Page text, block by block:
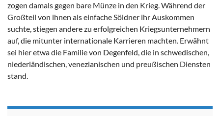
zogen damals gegen bare Münze in den Krieg. Während der
Großteil von ihnen als einfache Söldner ihr Auskommen
suchte, stiegen andere zu erfolgreichen Kriegsunternehmern
auf, die mitunter internationale Karrieren machten. Erwähnt
sei hier etwa die Familie von Degenfeld, die in schwedischen,
niederländischen, venezianischen und preußischen Diensten
stand.